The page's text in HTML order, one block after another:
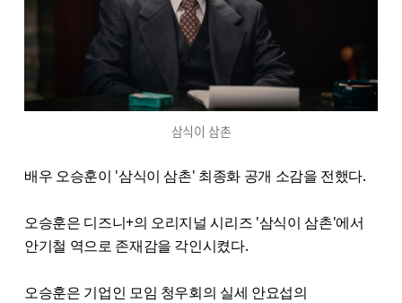
삼식이 삼촌
배우 오승훈이 '삼식이 삼촌' 최종화 공개 소감을 전했다.
오승훈은 디즈니+의 오리지널 시리즈 '삼식이 삼촌'에서
안기철 역으로 존재감을 각인시켰다.
오승훈은 기업인 모임 청우회의 실세 안요섭의